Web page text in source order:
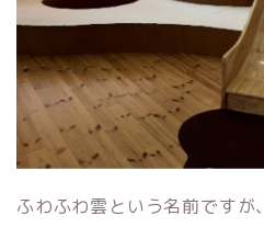
ふわふわ雲という名前ですが